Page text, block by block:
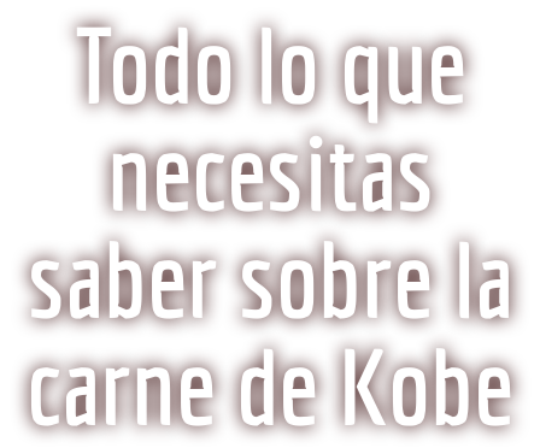
Todo lo que
necesitas
saber sobre la
carne de Kobe